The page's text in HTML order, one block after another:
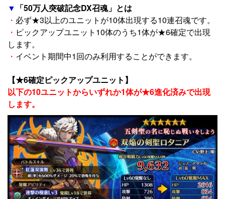
▼ 「50万人突破記念DX召魂」とは
・ 必ず★3以上のユニットが10体出現する10連召魂です。
・ ピックアップユニット10体のうち1体が★6確定で出現
します。
・ イベント期間中1回のみ利用することができます。
【★6確定ピックアップユニット】
以下の10ユニットからいずれか1体が★6進化済みで出現
します。